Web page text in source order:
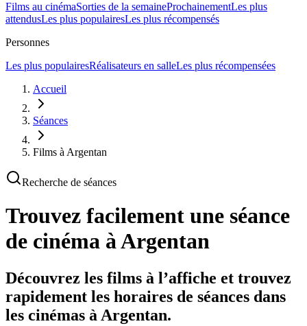
Films au cinémaSorties de la semaineProchainementLes plus
attendusLes plus populairesLes plus récompensés
Personnes
Les plus populairesRéalisateurs en salleLes plus récompensées
Accueil
Séances
Films à Argentan
Recherche de séances
Trouvez facilement une séance
de cinéma à Argentan
Découvrez les films à l’affiche et trouvez
rapidement les horaires de séances dans
les cinémas à Argentan.